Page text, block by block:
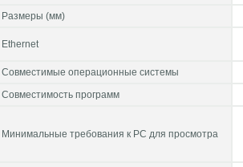
Размеры (мм)
Ethernet
Совместимые операционные системы
Совместимость программ
Минимальные требования к PC для просмотра